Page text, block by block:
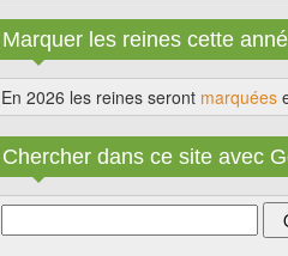
Marquer les reines cette
En 2026 les reines seront marquées
Chercher dans ce site avec